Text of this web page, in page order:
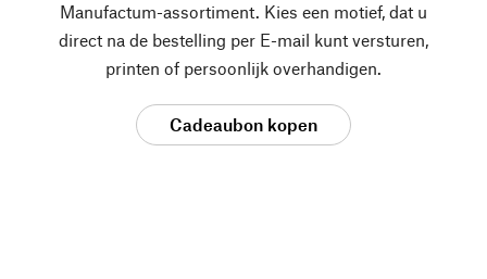
Manufactum-assortiment. Kies een motief, dat u
direct na de bestelling per E-mail kunt versturen,
printen of persoonlijk overhandigen.
Cadeaubon kopen